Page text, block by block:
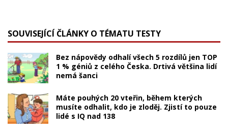
SOUVISEJÍCÍ ČLÁNKY O TÉMATU TESTY
Bez nápovědy odhalí všech 5 rozdílů jen TOP
1 % géniů z celého Česka. Drtivá většina lidí
nemá šanci
Máte pouhých 20 vteřin, během kterých
musíte odhalit, kdo je zloděj. Zjistí to pouze
lidé s IQ nad 138